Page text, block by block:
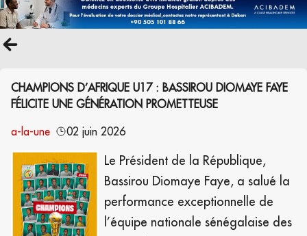
CHAMPIONS D’AFRIQUE U17 : BASSIROU DIOMAYE FAYE
FÉLICITE UNE GÉNÉRATION PROMETTEUSE
a-la-une
02 juin 2026
Le Président de la République,
Bassirou Diomaye Faye, a salué la
performance exceptionnelle de
l’équipe nationale sénégalaise des